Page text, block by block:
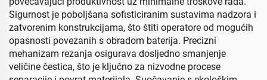
Sigurnost je poboljšana sofisticiranim sustavima nadzora i
zatvorenim konstrukcijama, što štiti operatore od mogućih
opasnosti povezanih s obradom baterija. Precizni
mehanizam rezanja osigurava dosljedno smanjenje
veličine čestica, što je ključno za nizvodne procese